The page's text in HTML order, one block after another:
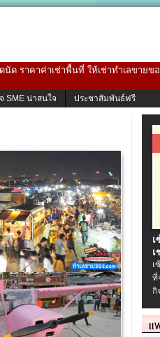
ราคาค่าเช่าพื้นที่ ให้เช่าทำเลขาย
SME น่าสนใจ ประชาสัมพันธ์ฟรี
เ
ที่
กิ
แ